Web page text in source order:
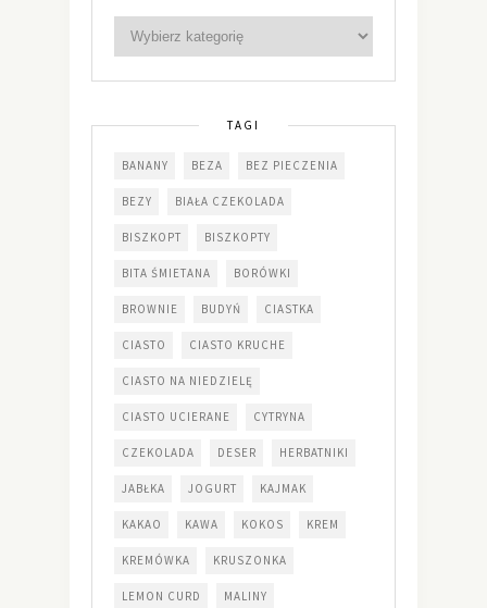
TAGI
BANANY BEZA BEZ PIECZENIA
BEZY BIAŁA CZEKOLADA
BISZKOPT BISZKOPTY
BITA ŚMIETANA BORÓWKI
BROWNIE BUDYŃ CIASTKA
CIASTO CIASTO KRUCHE
CIASTO NA NIEDZIELĘ
CIASTO UCIERANE CYTRYNA
CZEKOLADA DESER HERBATNIKI
JABŁKA JOGURT KAJMAK
KAKAO KAWA KOKOS KREM
KREMÓWKA KRUSZONKA
LEMON CURD MALINY